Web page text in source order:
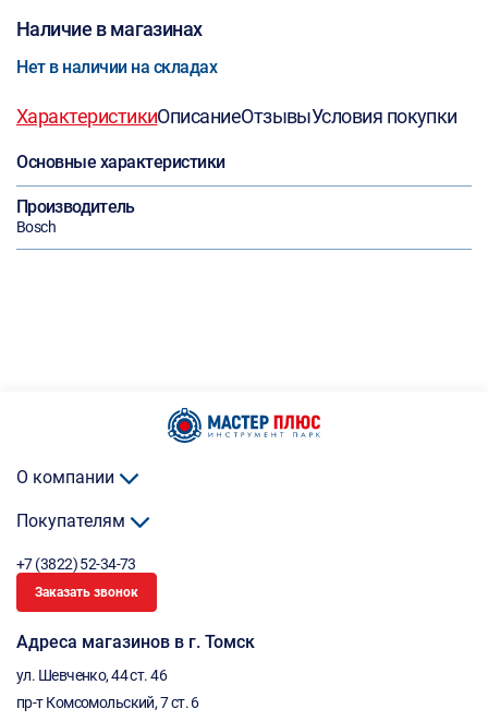
Наличие в магазинах
Нет в наличии на складах
ХарактеристикиОписаниеОтзывыУсловия покупки
Основные характеристики
Производитель
Bosch
О компании
Покупателям
+7 (3822) 52-34-73
Заказать звонок
Адреса магазинов в г. Томск
ул. Шевченко, 44 ст. 46
пр-т Комсомольский, 7 ст. 6